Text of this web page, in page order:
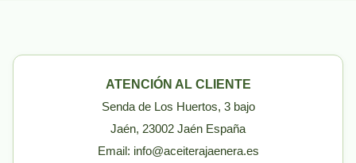
ATENCIÓN AL CLIENTE
Senda de Los Huertos, 3 bajo
Jaén, 23002 Jaén España
Email: info@aceiterajaenera.es